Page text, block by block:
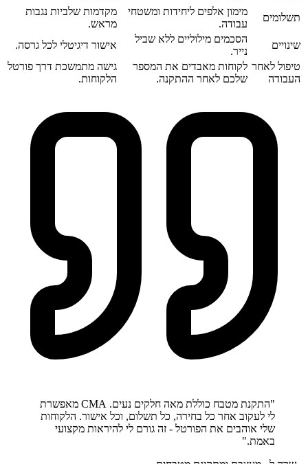
תשלומים
מימון אלפים ליחידות ומשטחי
עבודה.
מקדמות שלביות נגבות
מראש.
שינויים
הסכמים מילוליים ללא שביל
נייר.
אישור דיגיטלי לכל גרסה.
טיפול לאחר
העבודה
לקוחות מאבדים את המספר
שלכם לאחר ההתקנה.
גישה מתמשכת דרך פורטל
הלקוחות.
"התקנת מטבח כוללת מאה חלקים נעים. CMA מאפשרת
לי לעקוב אחר כל בחירה, כל תשלום, וכל אישור. הלקוחות
שלי אוהבים את הפורטל - זה גורם לי להיראות מקצועי
באמת."